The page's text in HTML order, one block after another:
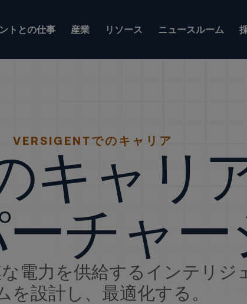
トとの仕事 産業 リソース ニュースルーム
VERSIGENTでのキャリア
キャリ
チャー
電力を供給するインテリジ
を設計し、最適化する。